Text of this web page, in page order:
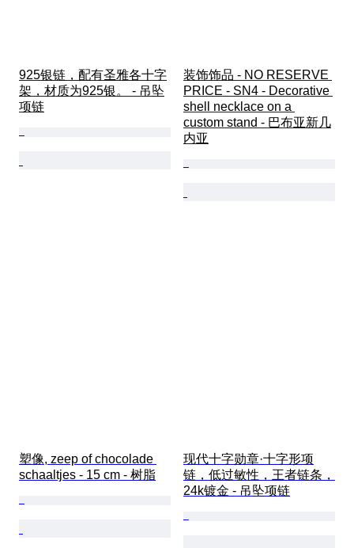
925银链，配有圣雅各十字
架，材质为925银。 - 吊坠
项链
装饰饰品 - NO RESERVE
PRICE - SN4 - Decorative
shell necklace on a
custom stand - 巴布亚新几
内亚
塑像, zeep of chocolade
schaaltjes - 15 cm - 树脂
现代十字勋章·十字形项
链，低过敏性，王者链条，
24k镀金 - 吊坠项链